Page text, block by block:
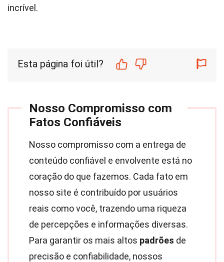
incrível.
Esta página foi útil?
Nosso Compromisso com
Fatos Confiáveis
Nosso compromisso com a entrega de
conteúdo confiável e envolvente está no
coração do que fazemos. Cada fato em
nosso site é contribuído por usuários
reais como você, trazendo uma riqueza
de percepções e informações diversas.
Para garantir os mais altos padrões de
precisão e confiabilidade, nossos